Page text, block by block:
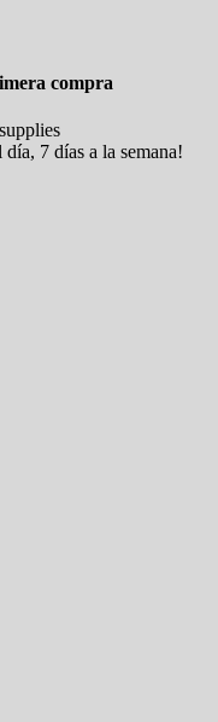
compra
7 días a la semana!